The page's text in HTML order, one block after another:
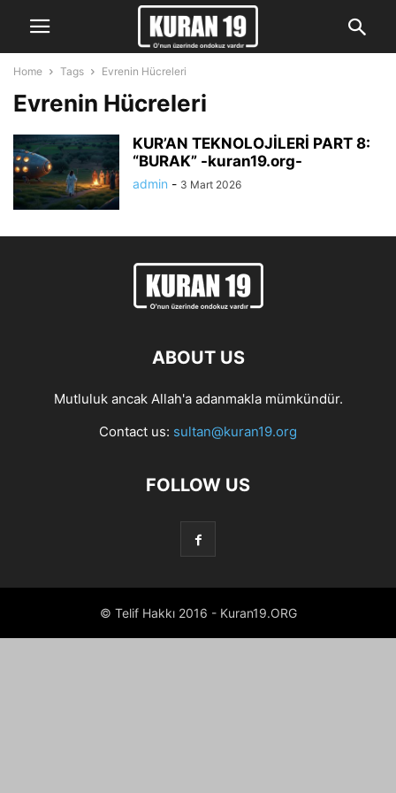
Home Tags Evrenin Hücreleri
Evrenin Hücreleri
KUR’AN TEKNOLOJİLERİ PART 8:
“BURAK” -kuran19.org-
admin - 3 Mart 2026
ABOUT US
Mutluluk ancak Allah'a adanmakla mümkündür.
Contact us: sultan@kuran19.org
FOLLOW US
© Telif Hakkı 2016 - Kuran19.ORG